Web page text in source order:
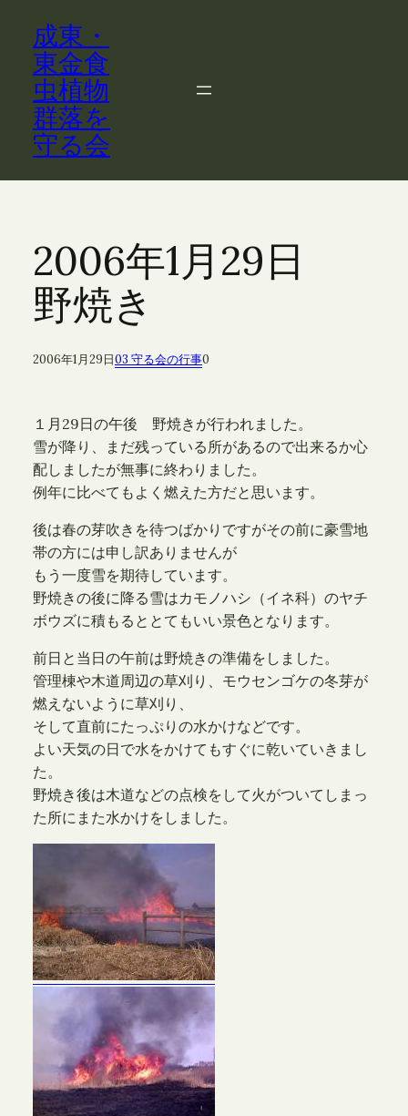
成東・
東金食
虫植物
群落を
守る会
2006年1月29日
野焼き
2006年1月29日03 守る会の行事0
１月29日の午後 野焼きが行われました。
雪が降り、まだ残っている所があるので出来るか心
配しましたが無事に終わりました。
例年に比べてもよく燃えた方だと思います。
後は春の芽吹きを待つばかりですがその前に豪雪地
帯の方には申し訳ありませんが
もう一度雪を期待しています。
野焼きの後に降る雪はカモノハシ（イネ科）のヤチ
ボウズに積もるととてもいい景色となります。
前日と当日の午前は野焼きの準備をしました。
管理棟や木道周辺の草刈り、モウセンゴケの冬芽が
燃えないように草刈り、
そして直前にたっぷりの水かけなどです。
よい天気の日で水をかけてもすぐに乾いていきまし
た。
野焼き後は木道などの点検をして火がついてしまっ
た所にまた水かけをしました。